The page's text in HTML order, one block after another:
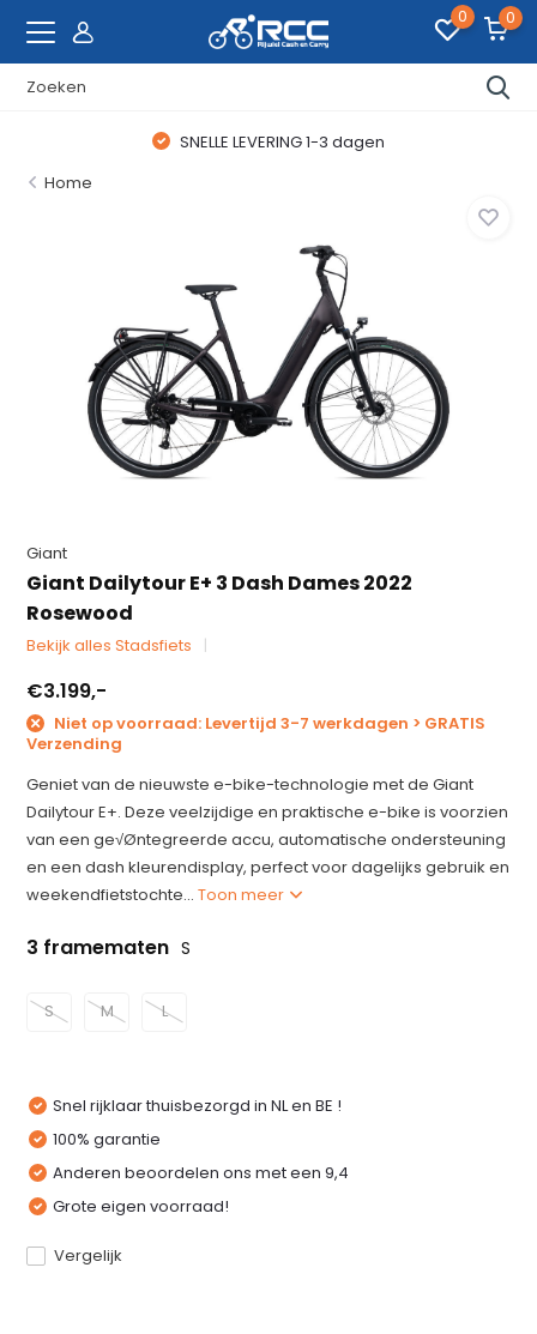
0 0
SNELLE LEVERING 1-3 dagen
Home
Giant
Giant Dailytour E+ 3 Dash Dames 2022
Rosewood
Bekijk alles Stadsfiets
€3.199,-
Niet op voorraad: Levertijd 3-7 werkdagen > GRATIS
Verzending
Geniet van de nieuwste e-bike-technologie met de Giant
Dailytour E+. Deze veelzijdige en praktische e-bike is voorzien
van een ge√Øntegreerde accu, automatische ondersteuning
en een dash kleurendisplay, perfect voor dagelijks gebruik en
weekendfietstochte...Toon meer
3 framematen S
S M L
Snel rijklaar thuisbezorgd in NL en BE !
100% garantie
Anderen beoordelen ons met een 9,4
Grote eigen voorraad!
Vergelijk